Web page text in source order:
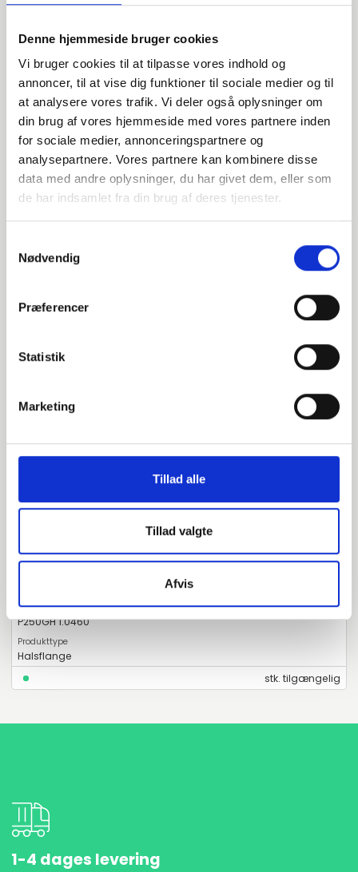
Denne hjemmeside bruger cookies
Vi bruger cookies til at tilpasse vores indhold og
annoncer, til at vise dig funktioner til sociale medier og til
at analysere vores trafik. Vi deler også oplysninger om
din brug af vores hjemmeside med vores partnere inden
for sociale medier, annonceringspartnere og
analysepartnere. Vores partnere kan kombinere disse
data med andre oplysninger, du har givet dem, eller som
de har indsamlet fra din brug af deres tjenester.
Nødvendig
Præferencer
Statistik
Marketing
Tillad alle
Tillad valgte
Afvis
Alternative varer
000625042
DN32 42,4 Halsflange (S-2,6)
EN 1092-1 T:11 B1 PN10-40
P250GH 1.0460
EN 1092-1 T:11 B1 PN10-40
stk. tilgængelig
070625042
DN32 42,4 Halsflange m/Feder (S-2,6)
P250GH 1.0460
Halsflange
stk. tilgængelig
1-4 dages levering